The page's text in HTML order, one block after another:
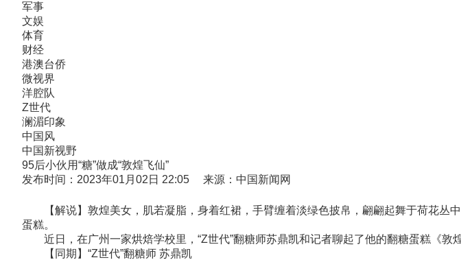
军事
文娱
体育
财经
港澳台侨
微视界
洋腔队
Z世代
澜湄印象
中国风
中国新视野
95后小伙用“糖”做成“敦煌飞仙”
发布时间：2023年01月02日 22:05 来源：中国新闻网
【解说】敦煌美女，肌若凝脂，身着红裙，手臂缠着淡绿色披帛，翩翩起舞于荷花丛
蛋糕。
近日，在广州一家烘焙学校里，“Z世代”翻糖师苏鼎凯和记者聊起了他的翻糖蛋糕《敦
【同期】“Z世代”翻糖师 苏鼎凯